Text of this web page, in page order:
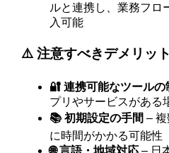
ルと連携し、業務フロ
入可能
⚠️ 注意すべきデメリット
🔐 連携可能なツールの
プリやサービスがある
📚 初期設定の手間 –
に時間がかかる可能性
🌐 言語・地域対応 – 日